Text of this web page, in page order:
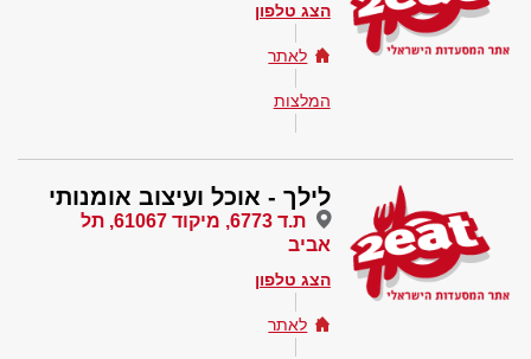
הצג טלפון
לאתר
המלצות
לילך - אוכל ועיצוב אומנותי
ת.ד 6773, מיקוד 61067, תל
אביב
הצג טלפון
לאתר